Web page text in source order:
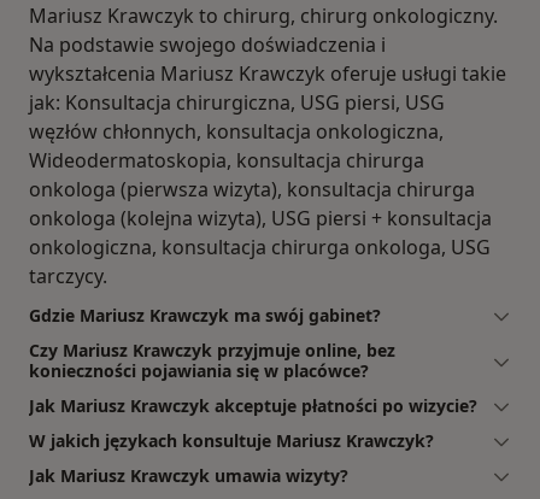
Mariusz Krawczyk to chirurg, chirurg onkologiczny.
Na podstawie swojego doświadczenia i
wykształcenia Mariusz Krawczyk oferuje usługi takie
jak: Konsultacja chirurgiczna, USG piersi, USG
węzłów chłonnych, konsultacja onkologiczna,
Wideodermatoskopia, konsultacja chirurga
onkologa (pierwsza wizyta), konsultacja chirurga
onkologa (kolejna wizyta), USG piersi + konsultacja
onkologiczna, konsultacja chirurga onkologa, USG
tarczycy.
Gdzie Mariusz Krawczyk ma swój gabinet?
Czy Mariusz Krawczyk przyjmuje online, bez
konieczności pojawiania się w placówce?
Jak Mariusz Krawczyk akceptuje płatności po wizycie?
W jakich językach konsultuje Mariusz Krawczyk?
Jak Mariusz Krawczyk umawia wizyty?